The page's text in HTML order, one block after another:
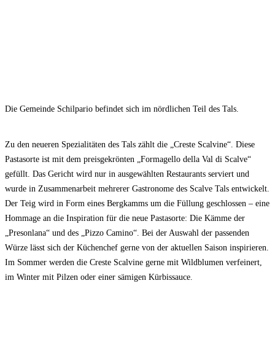
Die Gemeinde Schilpario befindet sich im nördlichen Teil des Tals.
Zu den neueren Spezialitäten des Tals zählt die „Creste Scalvine“. Diese
Pastasorte ist mit dem preisgekrönten „Formagello della Val di Scalve“
gefüllt. Das Gericht wird nur in ausgewählten Restaurants serviert und
wurde in Zusammenarbeit mehrerer Gastronome des Scalve Tals entwickelt.
Der Teig wird in Form eines Bergkamms um die Füllung geschlossen – eine
Hommage an die Inspiration für die neue Pastasorte: Die Kämme der
„Presonlana“ und des „Pizzo Camino“. Bei der Auswahl der passenden
Würze lässt sich der Küchenchef gerne von der aktuellen Saison inspirieren.
Im Sommer werden die Creste Scalvine gerne mit Wildblumen verfeinert,
im Winter mit Pilzen oder einer sämigen Kürbissauce.